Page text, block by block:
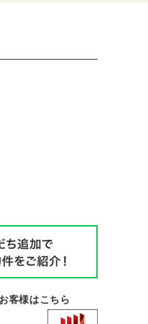
客様はこちら